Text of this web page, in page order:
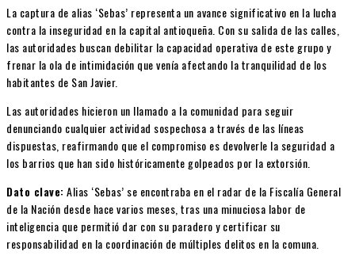
La captura de alias ‘Sebas’ representa un avance significativo en la lucha
contra la inseguridad en la capital antioqueña. Con su salida de las calles,
las autoridades buscan debilitar la capacidad operativa de este grupo y
frenar la ola de intimidación que venía afectando la tranquilidad de los
habitantes de San Javier.
Las autoridades hicieron un llamado a la comunidad para seguir
denunciando cualquier actividad sospechosa a través de las líneas
dispuestas, reafirmando que el compromiso es devolverle la seguridad a
los barrios que han sido históricamente golpeados por la extorsión.
Dato clave:Alias ‘Sebas’ se encontraba en el radar de la Fiscalía General
de la Nación desde hace varios meses, tras una minuciosa labor de
inteligencia que permitió dar con su paradero y certificar su
responsabilidad en la coordinación de múltiples delitos en la comuna.